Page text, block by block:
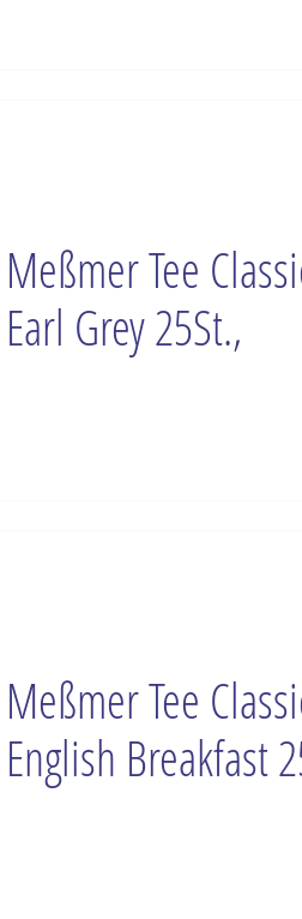
Meßmer Tee
Earl Grey 25St.,
Meßmer Tee
English Breakfast